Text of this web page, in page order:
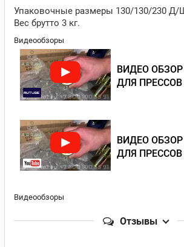
Упаковочные размеры 130/130/230
Вес брутто 3 кг.
Видеообзоры
ВИДЕО
ДЛЯ ПРЕССОВ
ВИДЕО
ДЛЯ ПРЕССОВ
Видеообзоры
Отзывы